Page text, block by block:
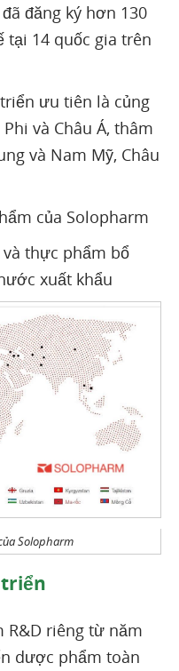
đăng ký hơn 130
tại 14 quốc gia trên
ưu tiên là củng
và Châu Á, thâm
và Nam Mỹ, Châu
của Solopharm
thực phẩm bổ
xuất khẩu
Solopharm
R&D riêng từ năm
dược phẩm toàn